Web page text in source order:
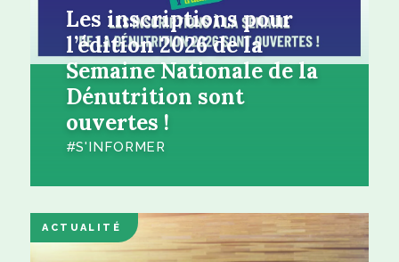
Les inscriptions pour
l’édition 2026 de la
Semaine Nationale de la
Dénutrition sont
ouvertes !
S'INFORMER
ACTUALITÉ